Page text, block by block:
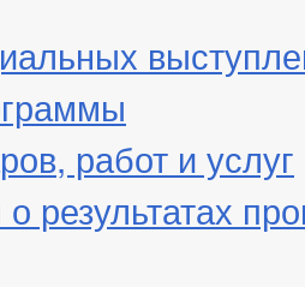
работ и услуг
результатах